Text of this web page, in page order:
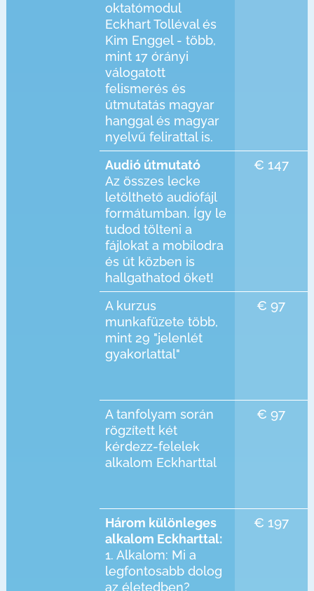
oktatómodul
Eckhart Tolléval és
Kim Enggel - több,
mint 17 órányi
válogatott
felismerés és
útmutatás magyar
hanggal és magyar
nyelvű felirattal is.
Audió útmutató
Az összes lecke
letölthető audiófájl
formátumban. Így le
tudod tölteni a
fájlokat a mobilodra
és út közben is
hallgathatod őket!
€ 147
A kurzus
munkafüzete több,
mint 29 "jelenlét
gyakorlattal"
€ 97
A tanfolyam során
rögzített két
kérdezz-felelek
alkalom Eckharttal
€ 97
Három különleges
alkalom Eckharttal:
1. Alkalom: Mi a
legfontosabb dolog
az életedben?
€ 197